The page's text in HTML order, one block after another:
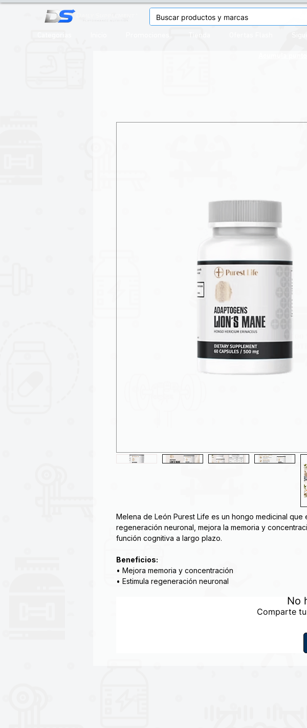
Melena de León Purest Life es un hongo medicinal que
regeneración neuronal, mejora la memoria y
función cognitiva a largo plazo.
Beneficios:
• Mejora memoria y concentración
• Estimula regeneración neuronal
No
Comparte